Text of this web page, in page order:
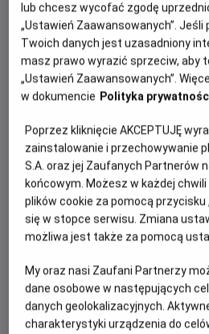
REŻYSERIA
Marianne Elliott
Winn
OBSADA
Jason Isaacs, Gillian Anderson, Denis
WIĘCEJ
OPIS WYDARZENIA
Raynor (Gillian Anderson) i Moth
małżeństwo z wieloletnim
życie. Zamiast się poddać, robią
szaleństwem: wyruszają w pieszą
tysiąc kilometrów wzdłuż
Z pustym kontem bankowym,
najpotrzebniejszych rzeczy idą
krokiem, szukając ukojenia w
rzucił im pod nogi, wciąż mają
nawzajem. Ta niezwykła podróż
wolności, miłości i nowemu
lub chcesz wycofać zgodę
„Ustawień Zaawansowanych”.
Twoich danych jest uzasadniony
masz prawo wyrazić sprzeciw, aby
„Ustawień Zaawansowanych”.
w dokumencie Polityka
Poprzez kliknięcie AKCEPTUJĘ
zainstalowanie i przechowywanie
S.A. oraz jej Zaufanych Partnerów
końcowym. Możesz w każdej
plików cookie za pomocą przycisku
się w stopce serwisu. Zmiana
możliwa jest także za pomocą
My oraz nasi Zaufani Partnerzy
dane osobowe w następujących
danych geolokalizacyjnych.
charakterystyki urządzenia do